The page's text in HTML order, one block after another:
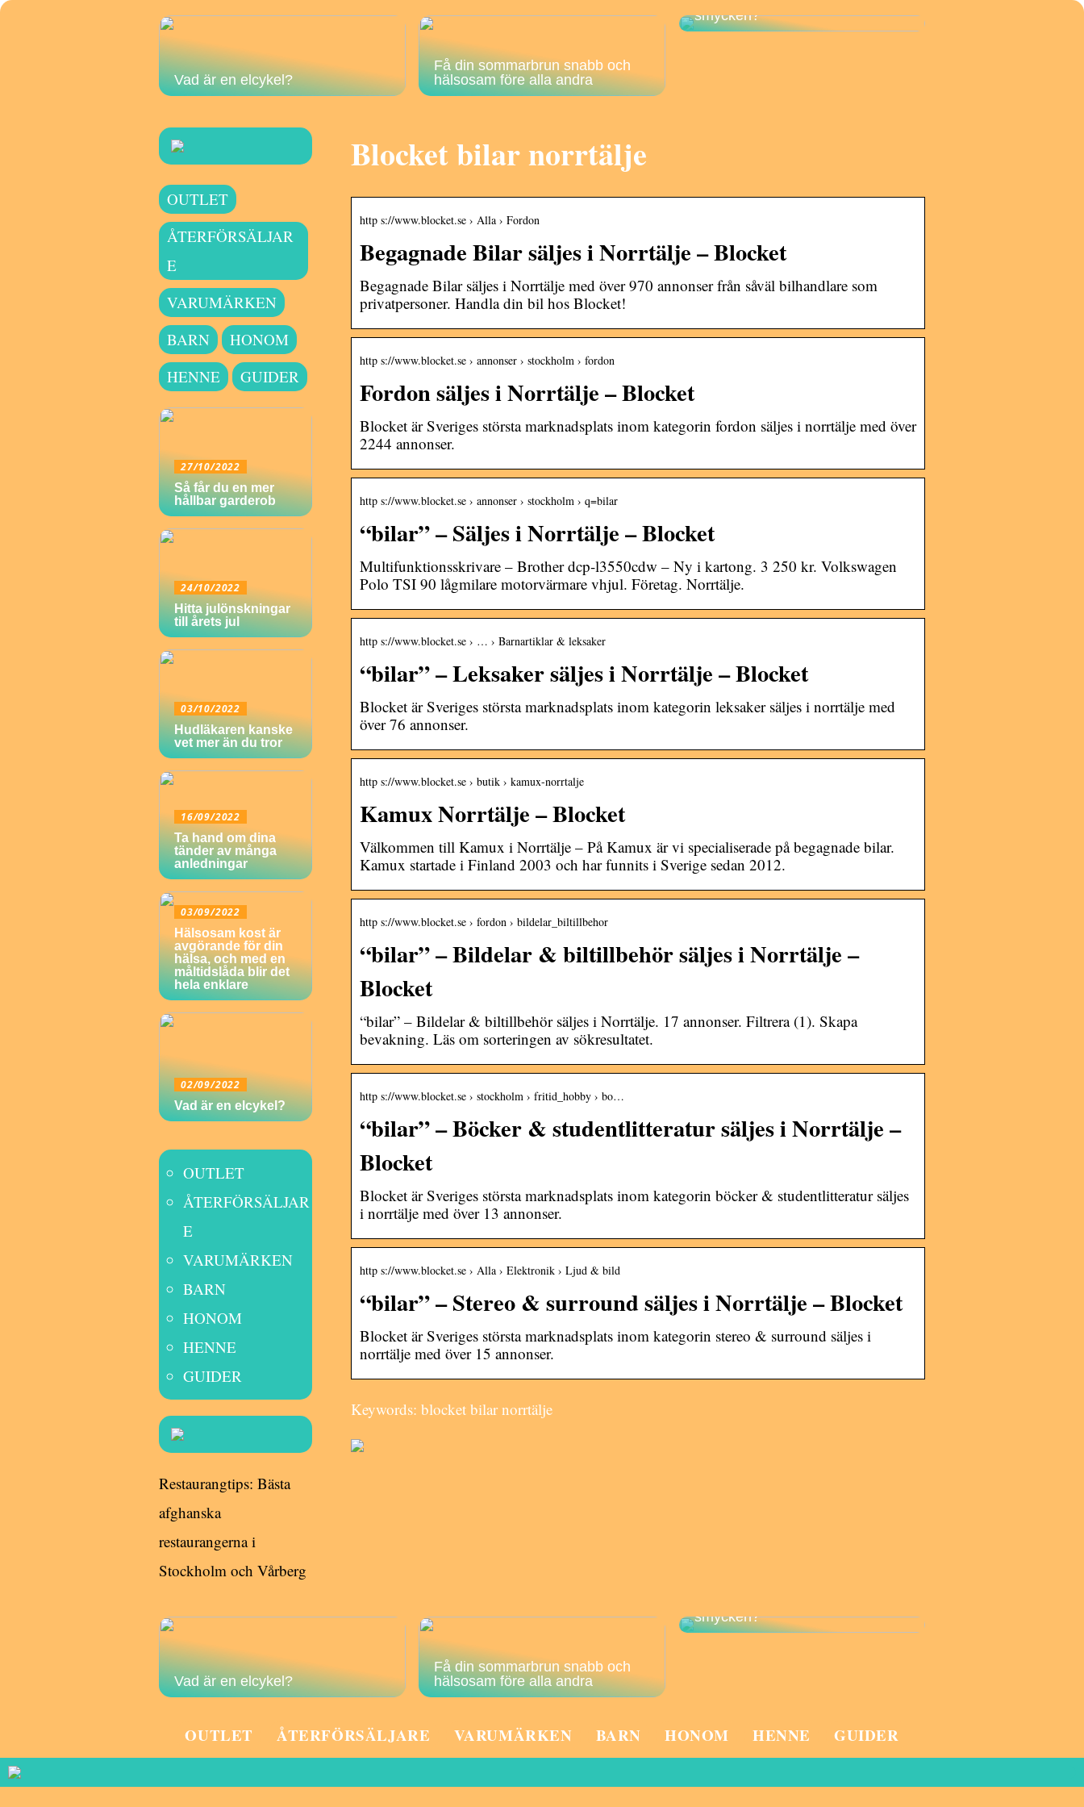
Vad är en elcykel?
Få din sommarbrun snabb och
hälsosam före alla andra
smycken?
Blocket bilar norrtälje
http s://www.blocket.se › Alla › Fordon
Begagnade Bilar säljes i Norrtälje – Blocket
Begagnade Bilar säljes i Norrtälje med över 970 annonser från såväl bilhandlare som
privatpersoner. Handla din bil hos Blocket!
http s://www.blocket.se › annonser › stockholm › fordon
Fordon säljes i Norrtälje – Blocket
Blocket är Sveriges största marknadsplats inom kategorin fordon säljes i norrtälje med över
2244 annonser.
http s://www.blocket.se › annonser › stockholm › q=bilar
“bilar” – Säljes i Norrtälje – Blocket
Multifunktionsskrivare – Brother dcp-l3550cdw – Ny i kartong. 3 250 kr. Volkswagen
Polo TSI 90 lågmilare motorvärmare vhjul. Företag. Norrtälje.
http s://www.blocket.se › … › Barnartiklar & leksaker
“bilar” – Leksaker säljes i Norrtälje – Blocket
Blocket är Sveriges största marknadsplats inom kategorin leksaker säljes i norrtälje med
över 76 annonser.
http s://www.blocket.se › butik › kamux-norrtalje
Kamux Norrtälje – Blocket
Välkommen till Kamux i Norrtälje – På Kamux är vi specialiserade på begagnade bilar.
Kamux startade i Finland 2003 och har funnits i Sverige sedan 2012.
http s://www.blocket.se › fordon › bildelar_biltillbehor
“bilar” – Bildelar & biltillbehör säljes i Norrtälje –
Blocket
“bilar” – Bildelar & biltillbehör säljes i Norrtälje. 17 annonser. Filtrera (1). Skapa
bevakning. Läs om sorteringen av sökresultatet.
http s://www.blocket.se › stockholm › fritid_hobby › bo…
“bilar” – Böcker & studentlitteratur säljes i Norrtälje –
Blocket
Blocket är Sveriges största marknadsplats inom kategorin böcker & studentlitteratur säljes
i norrtälje med över 13 annonser.
http s://www.blocket.se › Alla › Elektronik › Ljud & bild
“bilar” – Stereo & surround säljes i Norrtälje – Blocket
Blocket är Sveriges största marknadsplats inom kategorin stereo & surround säljes i
norrtälje med över 15 annonser.
Keywords: blocket bilar norrtälje
OUTLET
ÅTERFÖRSÄLJAR
E
VARUMÄRKEN
BARN
HONOM
HENNE
GUIDER
27/10/2022
Så får du en mer
hållbar garderob
24/10/2022
Hitta julönskningar
till årets jul
03/10/2022
Hudläkaren kanske
vet mer än du tror
16/09/2022
Ta hand om dina
tänder av många
anledningar
03/09/2022
Hälsosam kost är
avgörande för din
hälsa, och med en
måltidslåda blir det
hela enklare
02/09/2022
Vad är en elcykel?
OUTLET
ÅTERFÖRSÄLJAR
E
VARUMÄRKEN
BARN
HONOM
HENNE
GUIDER
Restaurangtips: Bästa
afghanska
restaurangerna i
Stockholm och Vårberg
Vad är en elcykel?
Få din sommarbrun snabb och
hälsosam före alla andra
smycken?
OUTLET ÅTERFÖRSÄLJARE VARUMÄRKEN BARN HONOM HENNE GUIDER